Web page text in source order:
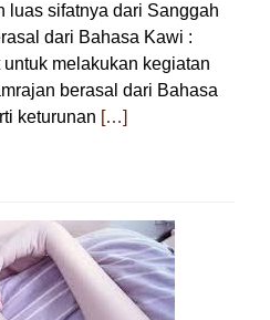
luas sifatnya dari Sanggah
dari Bahasa Kawi :
untuk melakukan kegiatan
berasal dari Bahasa
keturunan […]